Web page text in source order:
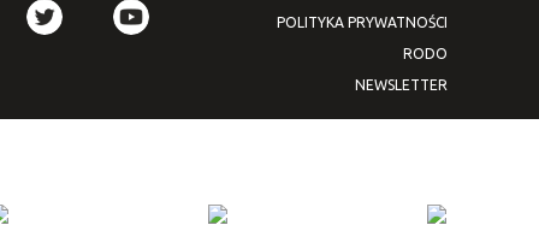
POLITYKA PRYWATNOŚCI
RODO
NEWSLETTER